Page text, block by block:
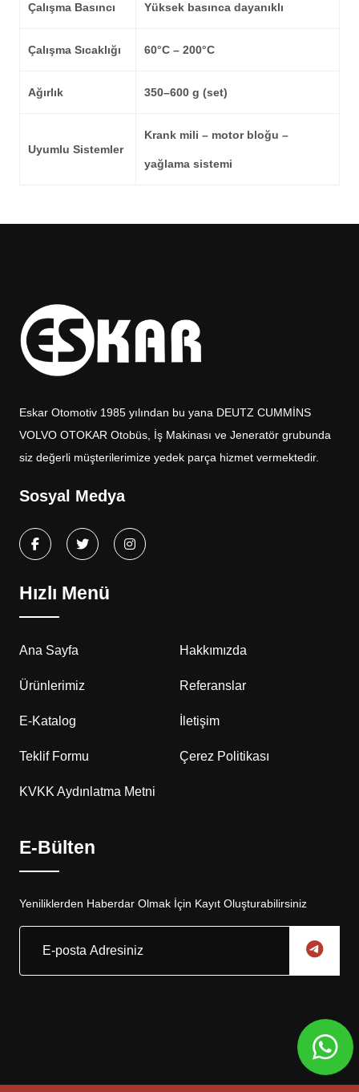
Çalışma Basıncı Yüksek basınca dayanıklı
Çalışma Sıcaklığı 60°C – 200°C
Ağırlık 350–600 g (set)
Uyumlu Sistemler
Krank mili – motor bloğu –
yağlama sistemi
Eskar Otomotiv 1985 yılından bu yana DEUTZ CUMMİNS
VOLVO OTOKAR Otobüs, İş Makinası ve Jeneratör grubunda
siz değerli müşterilerimize yedek parça hizmet vermektedir.
Sosyal Medya
Hızlı Menü
Ana Sayfa Hakkımızda
Ürünlerimiz Referanslar
E-Katalog İletişim
Teklif Formu Çerez Politikası
KVKK Aydınlatma Metni
E-Bülten
Yeniliklerden Haberdar Olmak İçin Kayıt Oluşturabilirsiniz